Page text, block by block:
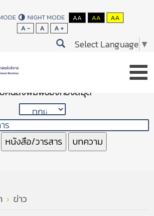
NIGHT MODE AA AA
AA
A -
A A +
Select Language ▼
ค้นสิ่งพิมพ์ของห้องสมุด
หนังสือ/วารสาร บทความ
ข่าว